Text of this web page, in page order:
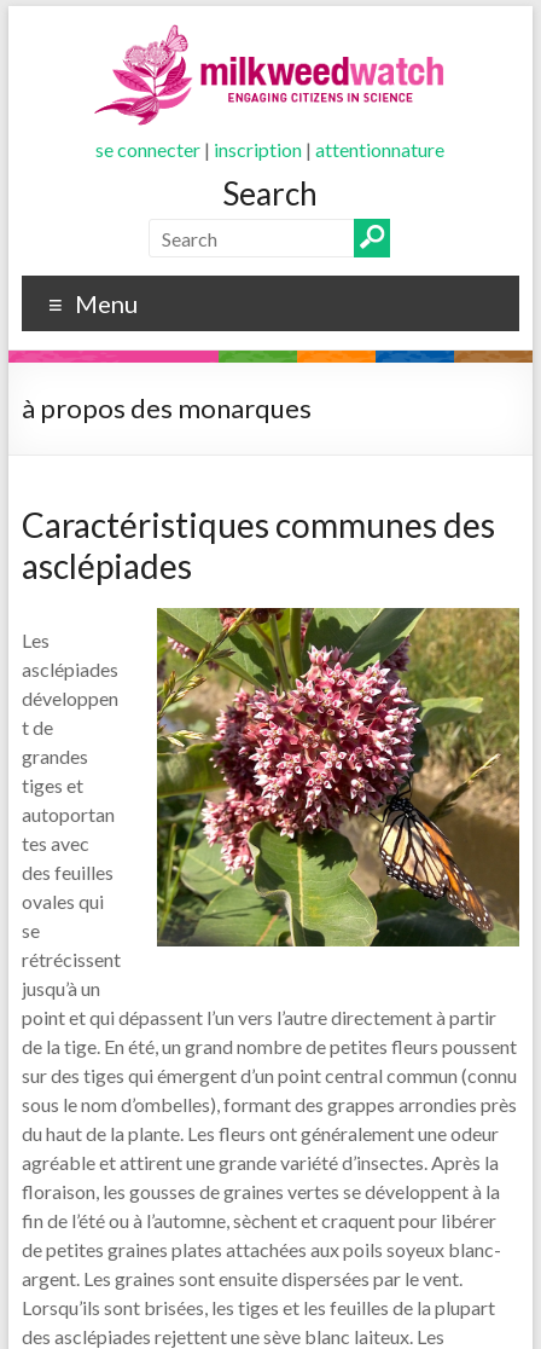
se connecter | inscription |attentionnature
Search
Menu
à propos des monarques
Caractéristiques communes des
asclépiades
Les
asclépiades
développen
t de
grandes
tiges et
autoportan
tes avec
des feuilles
ovales qui
se
rétrécissent
jusqu’à un
point et qui dépassent l’un vers l’autre directement à partir
de la tige. En été, un grand nombre de petites fleurs poussent
sur des tiges qui émergent d’un point central commun (connu
sous le nom d’ombelles), formant des grappes arrondies près
du haut de la plante. Les fleurs ont généralement une odeur
agréable et attirent une grande variété d’insectes. Après la
floraison, les gousses de graines vertes se développent à la
fin de l’été ou à l’automne, sèchent et craquent pour libérer
de petites graines plates attachées aux poils soyeux blanc-
argent. Les graines sont ensuite dispersées par le vent.
Lorsqu’ils sont brisées, les tiges et les feuilles de la plupart
des asclépiades rejettent une sève blanc laiteux. Les